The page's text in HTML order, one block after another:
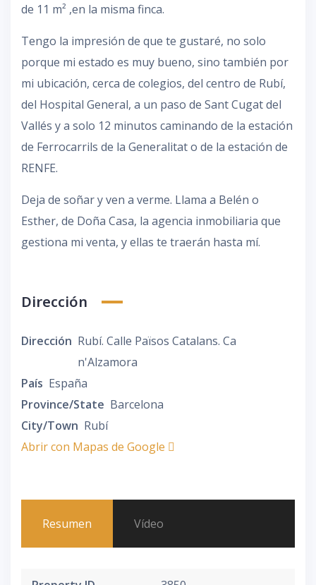
de 11 m² ,en la misma finca.
Tengo la impresión de que te gustaré, no solo
porque mi estado es muy bueno, sino también por
mi ubicación, cerca de colegios, del centro de Rubí,
del Hospital General, a un paso de Sant Cugat del
Vallés y a solo 12 minutos caminando de la estación
de Ferrocarrils de la Generalitat o de la estación de
RENFE.
Deja de soñar y ven a verme. Llama a Belén o
Esther, de Doña Casa, la agencia inmobiliaria que
gestiona mi venta, y ellas te traerán hasta mí.
Dirección
Dirección Rubí. Calle Països Catalans. Ca
n'Alzamora
País España
Province/State Barcelona
City/Town Rubí
Abrir con Mapas de Google
Resumen Vídeo